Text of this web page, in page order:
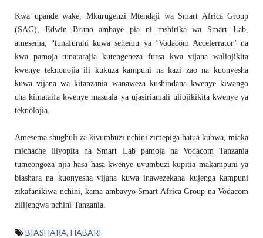
Kwa upande wake, Mkurugenzi Mtendaji wa Smart Africa Group
(SAG), Edwin Bruno ambaye pia ni mshirika wa Smart Lab,
amesema, “tunafurahi kuwa sehemu ya ‘Vodacom Accelerrator’ na
kwa pamoja tunatarajia kutengeneza fursa kwa vijana waliojikita
kwenye teknonojia ili kukuza kampuni na kazi zao na kuonyesha
kuwa vijana wa kitanzania wanaweza kushindana kwenye kiwango
cha kimataifa kwenye masuala ya ujasiriamali uliojikikita kwenye ya
teknolojia.
Amesema shughuli za kivumbuzi nchini zimepiga hatua kubwa, miaka
michache iliyopita na Smart Lab pamoja na Vodacom Tanzania
tumeongoza njia hasa hasa kwenye uvumbuzi kupitia makampuni ya
biashara na kuonyesha vijana kuwa inawezekana kujenga kampuni
zikafanikiwa nchini, kama ambavyo Smart Africa Group na Vodacom
zilijengwa nchini Tanzania.
BIASHARA, HABARI